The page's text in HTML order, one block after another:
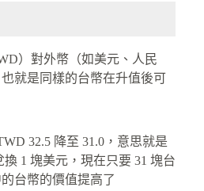
）對外幣（如美元、人民
就是同樣的台幣在升值後可
32.5 降至 31.0，意思就是
1 塊美元，現在只要 31 塊台
台幣的價值提高了